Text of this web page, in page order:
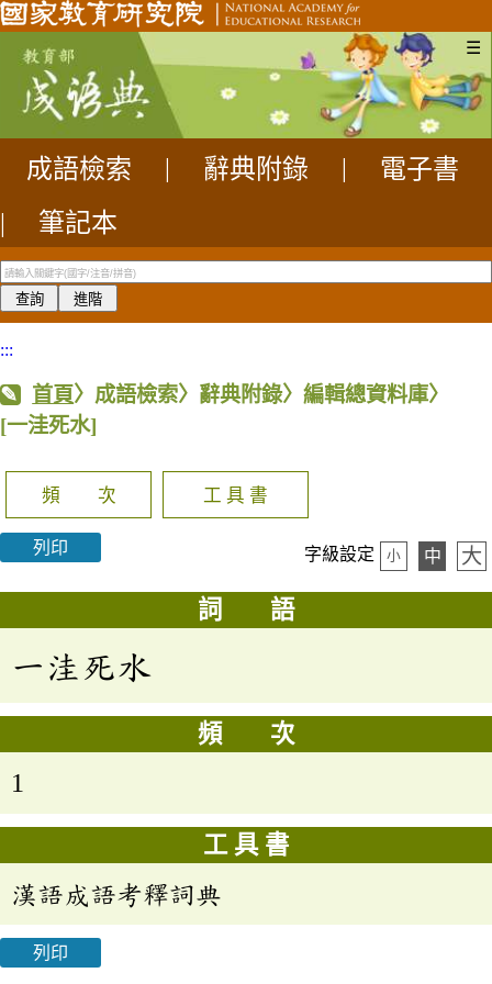
☰
成語檢索 辭典附錄
電子書
|
筆記本
:::
首頁〉成語檢索〉辭典附錄〉編輯總資料庫〉
[一洼死水]
頻 次 工 具 書
列印 字級設定 小 中 大
詞 語
一洼死水
頻 次
1
工 具 書
漢語成語考釋詞典
列印